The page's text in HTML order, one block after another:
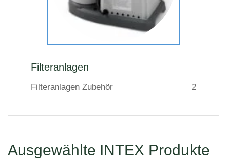
Filteranlagen
Filteranlagen Zubehör 2
Ausgewählte INTEX Produkte